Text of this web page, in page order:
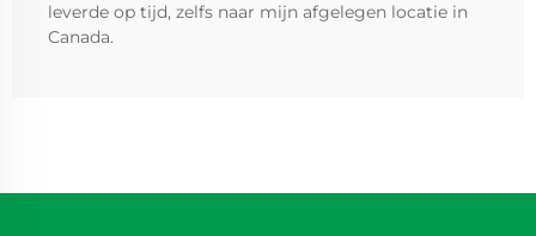
leverde op tijd, zelfs naar mijn afgelegen locatie in
Canada.